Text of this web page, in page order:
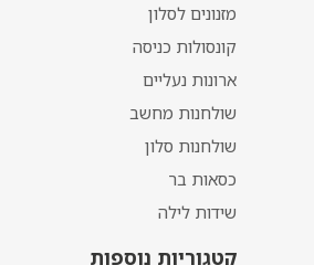
מזנונים לסלון
קונסולות כניסה
ארונות נעליים
שולחנות מחשב
שולחנות סלון
כסאות בר
שידות לילה
קטגוריות נוספות